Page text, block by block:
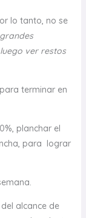
lo tanto, no se
ver restos
terminar en
planchar el
para lograr
alcance de